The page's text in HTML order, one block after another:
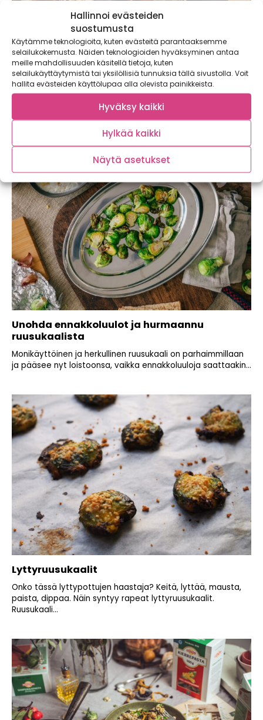
Hallinnoi evästeiden
suostumusta
Käytämme teknologioita, kuten evästeitä parantaaksemme
selailukokemusta. Näiden teknologioiden hyväksyminen antaa
meille mahdollisuuden käsitellä tietoja, kuten
selailukäyttäytymistä tai yksilöllisiä tunnuksia tällä sivustolla. Voit
hallita evästeiden käyttölupaa alla olevista painikkeista.
Hyväksy kaikki
Hylkää kaikki
Näytä asetukset
Jotain perinteistä, jotain uutta – Nyt
kokataan moderni jouluateria Lejoksen
rakastetuista herkuista!
Kotimainen perheyritys Lejos on ollut joulun sanansaattaja
jo yli sadan vuoden ajan. Monet...
Unohda ennakkoluulot ja hurmaannu
ruusukaalista
Monikäyttöinen ja herkullinen ruusukaali on parhaimmillaan
ja pääsee nyt loistoonsa, vaikka ennakkoluuloja saattaakin...
Lyttyruusukaalit
Onko tässä lyttypottujen haastaja? Keitä, lyttää, mausta,
paista, dippaa. Näin syntyy rapeat lyttyruusukaalit.
Ruusukaali...